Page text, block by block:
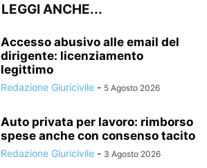
LEGGI ANCHE...
Accesso abusivo alle email del
dirigente: licenziamento
legittimo
Redazione Giuricivile - 5 Agosto 2026
Auto privata per lavoro: rimborso
spese anche con consenso tacito
Redazione Giuricivile - 3 Agosto 2026